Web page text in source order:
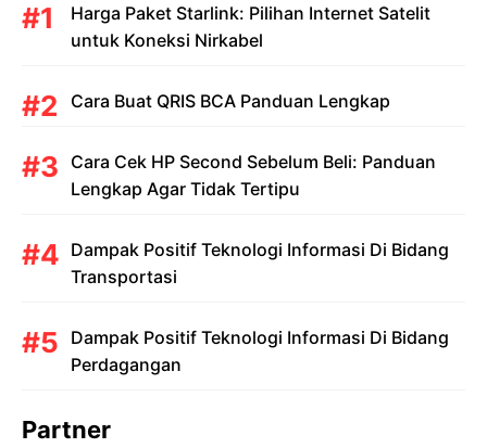
Harga Paket Starlink: Pilihan Internet Satelit
untuk Koneksi Nirkabel
Cara Buat QRIS BCA Panduan Lengkap
Cara Cek HP Second Sebelum Beli: Panduan
Lengkap Agar Tidak Tertipu
Dampak Positif Teknologi Informasi Di Bidang
Transportasi
Dampak Positif Teknologi Informasi Di Bidang
Perdagangan
Partner